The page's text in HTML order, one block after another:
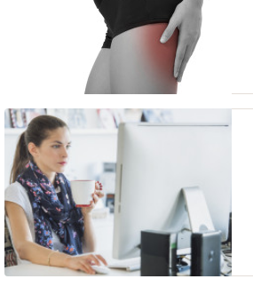
Voir
Travailler
sur
des
écrans